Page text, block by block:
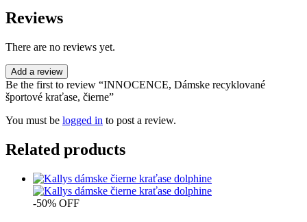
Reviews
There are no reviews yet.
Add a review
Be the first to review “INNOCENCE, Dámske recyklované
športové kraťase, čierne”
You must be logged in to post a review.
Related products
-50% OFF